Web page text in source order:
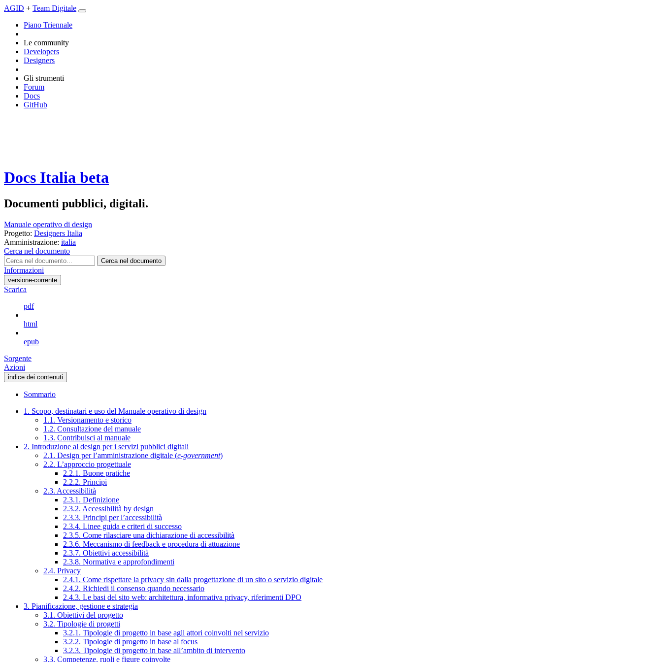
AGID + Team Digitale
Piano Triennale
Le community
Developers
Designers
Gli strumenti
Forum
Docs
GitHub
Docs Italia beta
Documenti pubblici, digitali.
Manuale operativo di design
Progetto: Designers Italia
Amministrazione: italia
Cerca nel documento
Cerca nel documento
Informazioni
versione-corrente
Scarica
pdf
html
epub
Sorgente
Azioni
indice dei contenuti
Sommario
1. Scopo, destinatari e uso del Manuale operativo di design
1.1. Versionamento e storico
1.2. Consultazione del manuale
1.3. Contribuisci al manuale
2. Introduzione al design per i servizi pubblici digitali
2.1. Design per l’amministrazione digitale (e-government)
2.2. L’approccio progettuale
2.2.1. Buone pratiche
2.2.2. Principi
2.3. Accessibilità
2.3.1. Definizione
2.3.2. Accessibilità by design
2.3.3. Principi per l’accessibilità
2.3.4. Linee guida e criteri di successo
2.3.5. Come rilasciare una dichiarazione di accessibilità
2.3.6. Meccanismo di feedback e procedura di attuazione
2.3.7. Obiettivi accessibilità
2.3.8. Normativa e approfondimenti
2.4. Privacy
2.4.1. Come rispettare la privacy sin dalla progettazione di un sito o servizio digitale
2.4.2. Richiedi il consenso quando necessario
2.4.3. Le basi del sito web: architettura, informativa privacy, riferimenti DPO
3. Pianificazione, gestione e strategia
3.1. Obiettivi del progetto
3.2. Tipologie di progetti
3.2.1. Tipologie di progetto in base agli attori coinvolti nel servizio
3.2.2. Tipologie di progetto in base al focus
3.2.3. Tipologie di progetto in base all’ambito di intervento
3.3. Competenze, ruoli e figure coinvolte